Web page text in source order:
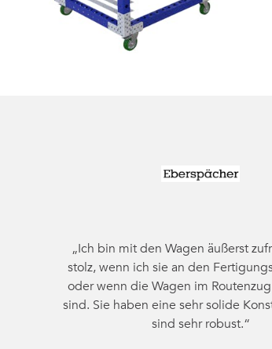
„Ich bin mit den Wagen äußerst
stolz, wenn ich sie an den
oder wenn die Wagen im
sind. Sie haben eine sehr solide
sind sehr robust.“